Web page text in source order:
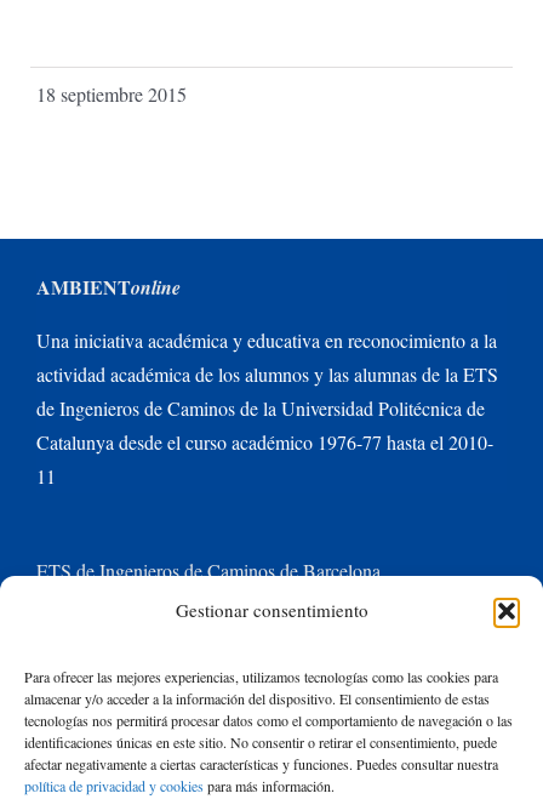
Gestionar consentimiento
Para ofrecer las mejores experiencias, utilizamos tecnologías como las cookies para
almacenar y/o acceder a la información del dispositivo. El consentimiento de estas
tecnologías nos permitirá procesar datos como el comportamiento de navegación o las
identificaciones únicas en este sitio. No consentir o retirar el consentimiento, puede
afectar negativamente a ciertas características y funciones. Puedes consultar nuestra
política de privacidad y cookiespara más información.
18 septiembre 2015
AMBIENTonline
Una iniciativa académica y educativa en reconocimiento a la
actividad académica de los alumnos y las alumnas de la ETS
de Ingenieros de Caminos de la Universidad Politécnica de
Catalunya desde el curso académico 1976-77 hasta el 2010-
11
ETS de Ingenieros de Caminos de Barcelona
Universitat Politècnica de Catalunya BarcelonaTech
Contacte con nosotros